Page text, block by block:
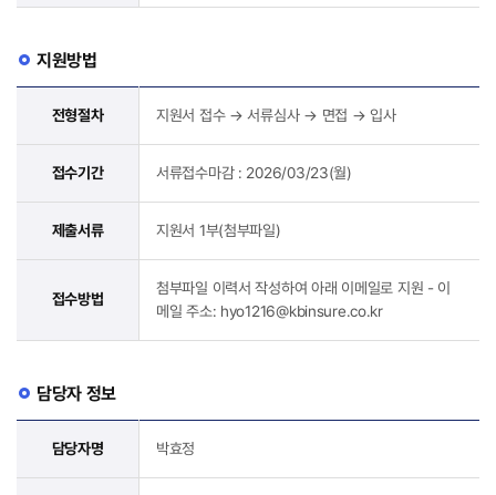
지원방법
전형절차 지원서 접수 → 서류심사 → 면접 → 입사
접수기간 서류접수마감 : 2026/03/23(월)
제출서류 지원서 1부(첨부파일)
접수방법
첨부파일 이력서 작성하여 아래 이메일로 지원 - 이
메일 주소: hyo1216@kbinsure.co.kr
담당자 정보
담당자명 박효정